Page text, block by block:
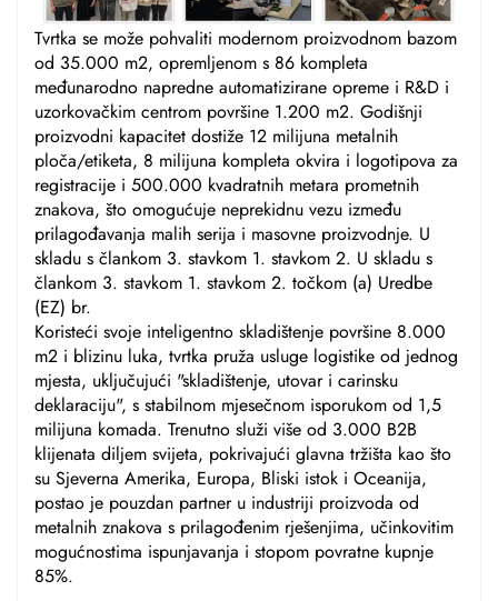
Tvrtka se može pohvaliti modernom proizvodnom bazom
od 35.000 m2, opremljenom s 86 kompleta
međunarodno napredne automatizirane opreme i R&D i
uzorkovačkim centrom površine 1.200 m2. Godišnji
proizvodni kapacitet dostiže 12 milijuna metalnih
ploča/etiketa, 8 milijuna kompleta okvira i logotipova za
registracije i 500.000 kvadratnih metara prometnih
znakova, što omogućuje neprekidnu vezu između
prilagođavanja malih serija i masovne proizvodnje. U
skladu s člankom 3. stavkom 1. stavkom 2. U skladu s
člankom 3. stavkom 1. stavkom 2. točkom (a) Uredbe
(EZ) br.
Koristeći svoje inteligentno skladištenje površine 8.000
m2 i blizinu luka, tvrtka pruža usluge logistike od jednog
mjesta, uključujući "skladištenje, utovar i carinsku
deklaraciju", s stabilnom mjesečnom isporukom od 1,5
milijuna komada. Trenutno služi više od 3.000 B2B
klijenata diljem svijeta, pokrivajući glavna tržišta kao što
su Sjeverna Amerika, Europa, Bliski istok i Oceanija,
postao je pouzdan partner u industriji proizvoda od
metalnih znakova s prilagođenim rješenjima, učinkovitim
mogućnostima ispunjavanja i stopom povratne kupnje
85%.